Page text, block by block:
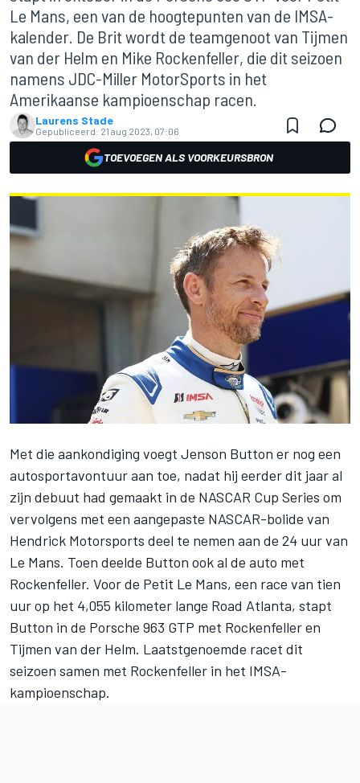
Le Mans, een van de hoogtepunten van de IMSA-
kalender. De Brit wordt de teamgenoot van Tijmen
van der Helm en Mike Rockenfeller, die dit seizoen
namens JDC-Miller MotorSports in het
Amerikaanse kampioenschap racen.
Laurens Stade
Gepubliceerd: 21 aug 2023, 07:06
TOEVOEGEN ALS VOORKEURSBRON
Met die aankondiging voegt Jenson Button er nog een
autosportavontuur aan toe, nadat hij eerder dit jaar al
zijn debuut had gemaakt in de NASCAR Cup Series om
vervolgens met een aangepaste NASCAR-bolide van
Hendrick Motorsports deel te nemen aan de 24 uur van
Le Mans. Toen deelde Button ook al de auto met
Rockenfeller. Voor de Petit Le Mans, een race van tien
uur op het 4,055 kilometer lange Road Atlanta, stapt
Button in de Porsche 963 GTP met Rockenfeller en
Tijmen van der Helm. Laatstgenoemde racet dit
seizoen samen met Rockenfeller in het IMSA-
kampioenschap.